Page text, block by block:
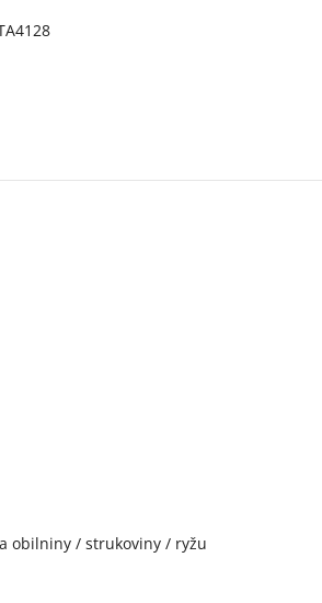
obilniny / strukoviny / ryžu